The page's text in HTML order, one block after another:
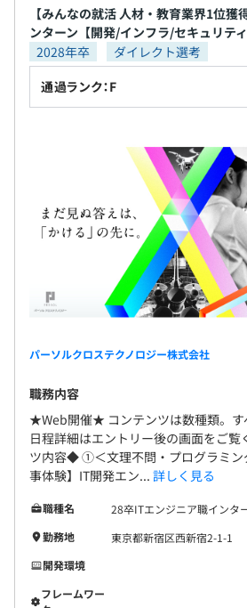
術部門から選出された講師により
・公募型研修＠（アット）：「遊ぶ
プトに皆さんの主体的な変化・成長
している研修
・資格取得制度：会社が認めた資格
モノづくりエンジニア5割／ITエン
・資格インセンティブ ・自己啓
アコンサルティング制度
【みんなの就活 人材・教育業界1位
ンターン【開発/インフラ/セキュリティ
2028年卒
ダイレクト選考
通過ランク：F
パーソルクロステクノロジー株式会社
職務内容
★Web開催★ コンテンツは数種類。す
日程詳細はエントリー後の画面をご
ツ内容◆ ①＜文理不問・プログラミン
事体験】IT開発エン... 詳しく見る
職種名
28卒ITエンジニア職インタ
勤務地
東京都新宿区西新宿2-1-1
開発環境
フレームワー